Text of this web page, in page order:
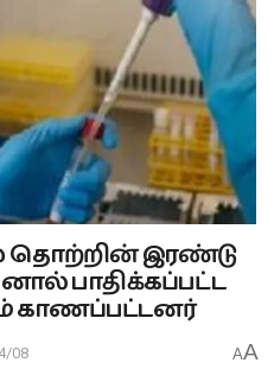
இரண்டு
பாதிக்கப்பட்ட
காணப்பட்டனர்
08 AA